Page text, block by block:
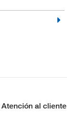
Atención al cliente